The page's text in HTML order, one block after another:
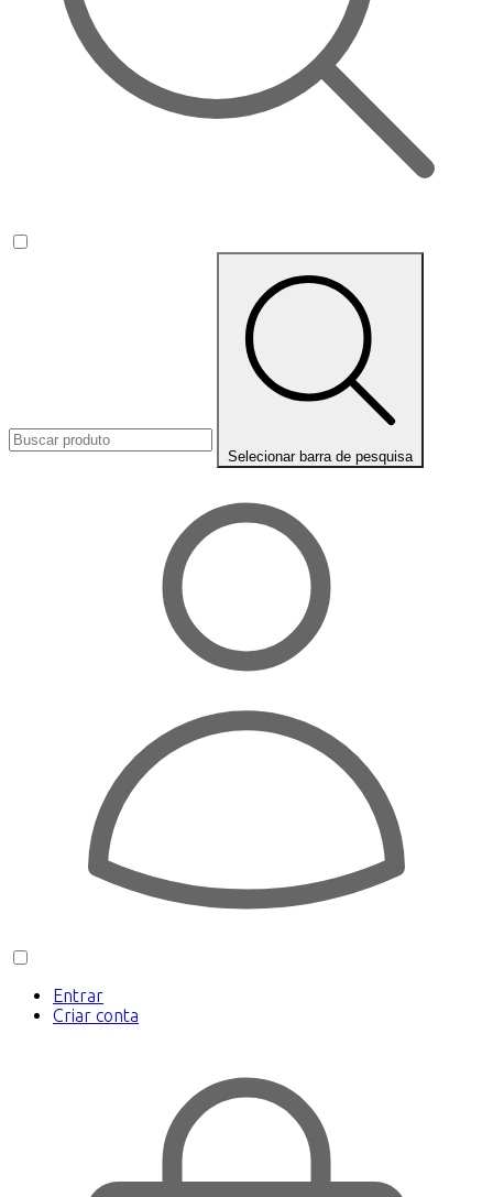
Selecionar barra de pesquisa
Entrar
Criar conta